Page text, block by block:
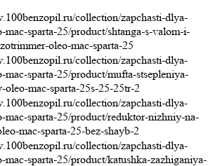
collection/zapchasti-dlya-
mac-sparta-25/product/shtanga-s-valom-i-
oleo-mac-sparta-25
collection/zapchasti-dlya-
mac-sparta-25/product/mufta-stsepleniya-
oleo-mac-sparta-25s-25-25tr-2
collection/zapchasti-dlya-
mac-sparta-25/product/reduktor-nizhniy-na-
mac-sparta-25-bez-shayb-2
collection/zapchasti-dlya-
mac-sparta-25/product/katushka-zazhiganiya-